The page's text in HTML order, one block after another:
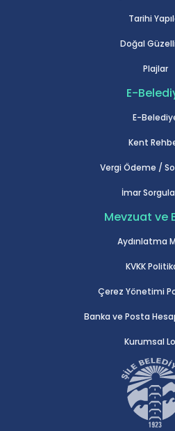
Tarihi
Doğal
Plajlar
E-
E-
Kent
Vergi Ödeme /
İmar
Mevzuat ve
Aydınlatma
KVKK
Çerez Yönetimi
Banka ve Posta
Kurumsal